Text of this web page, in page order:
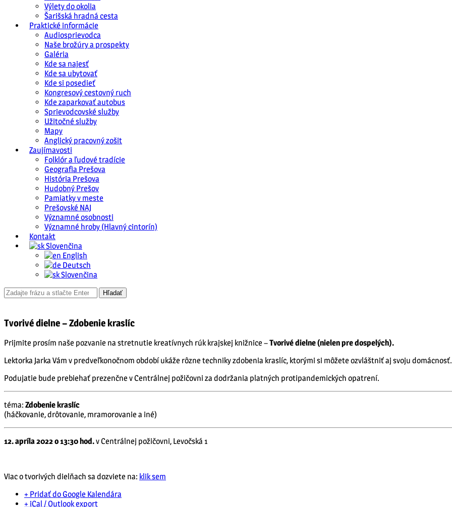
Výlety do okolia
Šarišská hradná cesta
Praktické informácie
Audiosprievodca
Naše brožúry a prospekty
Galéria
Kde sa najesť
Kde sa ubytovať
Kde si posedieť
Kongresový cestovný ruch
Kde zaparkovať autobus
Sprievodcovské služby
Užitočné služby
Mapy
Anglický pracovný zošit
Zaujímavosti
Folklór a ľudové tradície
Geografia Prešova
História Prešova
Hudobný Prešov
Pamiatky v meste
Prešovské NAJ
Významné osobnosti
Významné hroby (Hlavný cintorín)
Kontakt
Slovenčina
English
Deutsch
Slovenčina
Tvorivé dielne – Zdobenie kraslíc
Prijmite prosím naše pozvanie na stretnutie kreatívnych rúk krajskej knižnice –Tvorivé dielne (nielen pre dospelých).
Lektorka Jarka Vám v predveľkonočnom období ukáže rôzne techniky zdobenia kraslíc, ktorými si môžete ozvláštniť aj svoju domácnosť.
Podujatie bude prebiehať prezenčne v Centrálnej požičovni za dodržania platných protipandemických opatrení.
téma: Zdobenie kraslíc
(háčkovanie, drôtovanie, mramorovanie a iné)
12. apríla 2022 o 13:30 hod.v Centrálnej požičovni, Levočská 1
Viac o tvorivých dielňach sa dozviete na: klik sem
+ Pridať do Google Kalendára
+ iCal / Outlook export